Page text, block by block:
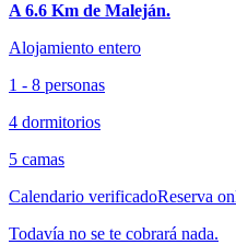
A 6.6 Km de Maleján.
Alojamiento entero
1 - 8 personas
4 dormitorios
5 camas
Calendario verificadoReserva
Todavía no se te cobrará nada.